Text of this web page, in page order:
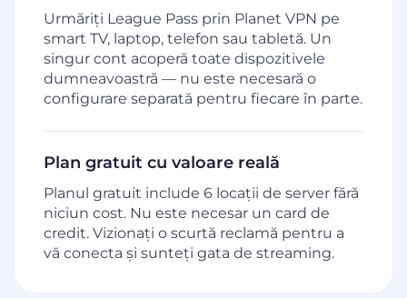
Urmăriți League Pass prin Planet VPN pe
smart TV, laptop, telefon sau tabletă. Un
singur cont acoperă toate dispozitivele
dumneavoastră — nu este necesară o
configurare separată pentru fiecare în parte.
Plan gratuit cu valoare reală
Planul gratuit include 6 locații de server fără
niciun cost. Nu este necesar un card de
credit. Vizionați o scurtă reclamă pentru a
vă conecta și sunteți gata de streaming.